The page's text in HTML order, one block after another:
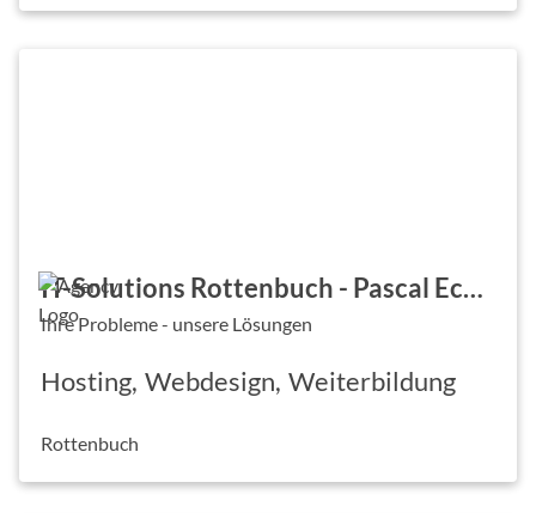
IT-Solutions Rottenbuch - Pascal Echtler
Ihre Probleme - unsere Lösungen
Hosting Webdesign Weiterbildung
Rottenbuch